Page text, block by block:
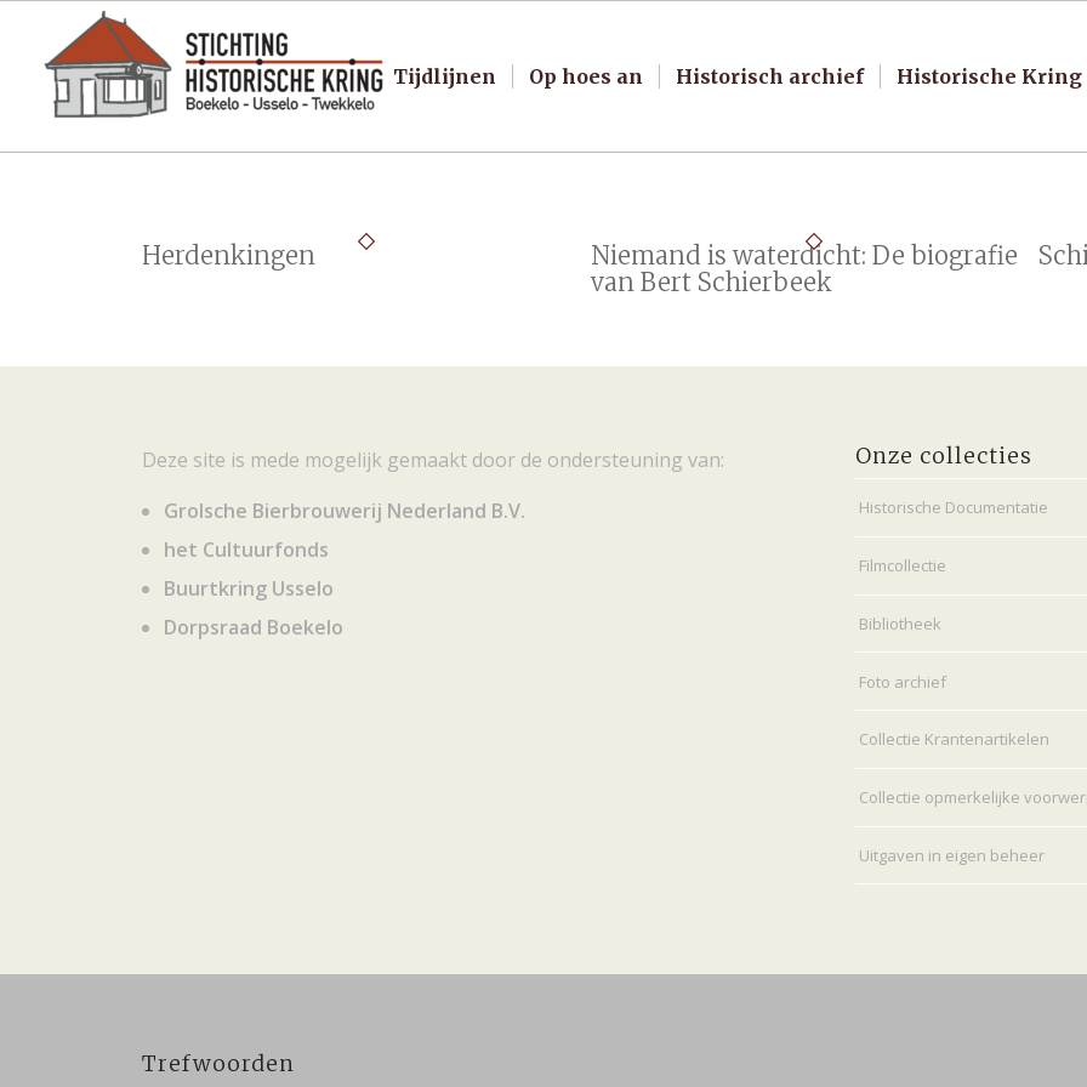
Tijdlijnen Op hoes an Historisch archief Historische Kring
Herdenkingen
Niemand is waterdicht: De biografie
van Bert Schierbeek
Deze site is mede mogelijk gemaakt door de ondersteuning van:
Grolsche Bierbrouwerij Nederland B.V.
het Cultuurfonds
Buurtkring Usselo
Dorpsraad Boekelo
Onze collecties
Historische Documentatie
Filmcollectie
Bibliotheek
Foto archief
Collectie Krantenartikelen
Collectie opmerkelijke
Uitgaven in eigen beheer
Trefwoorden